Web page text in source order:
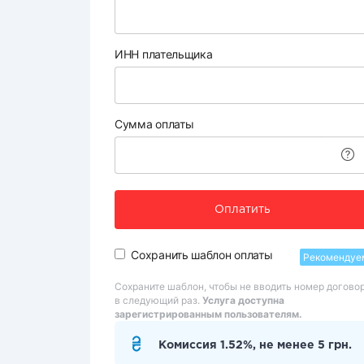
ИНН плательщика
Сумма оплаты
Оплатить
Сохранить шаблон оплаты
Сохраните шаблон, чтобы не вводить номер
в следующий раз. Услуга доступна
зарегистрированным пользователям.
Комиссия 1.52%, не менее 5 грн.